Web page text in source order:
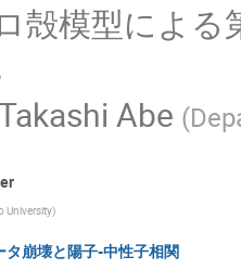
殻模型による
Abe (
University)
崩壊と陽子-中性子相関